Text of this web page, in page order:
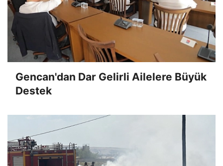
Gencan'dan Dar Gelirli Ailelere Büyük
Destek